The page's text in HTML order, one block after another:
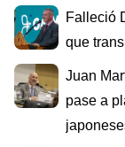
Falleció
que
Juan
pase a